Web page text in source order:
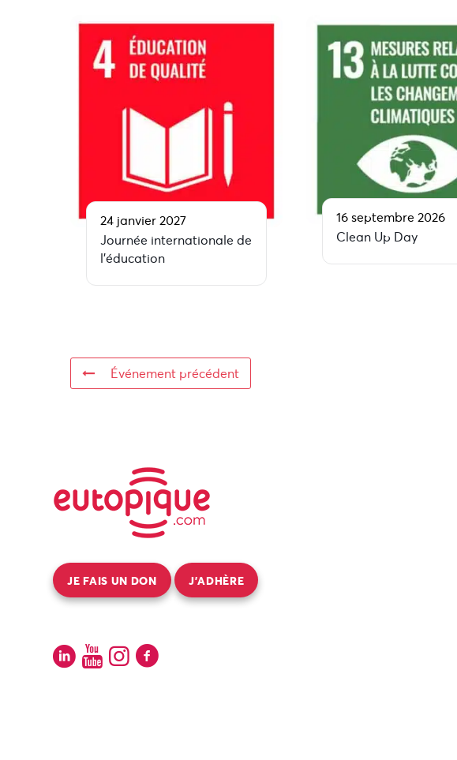
24 janvier 2027
Journée internationale de
l’éducation
16 septembre 2026
Clean Up Day
Événement précédent
JE FAIS UN DON J’ADHÈRE